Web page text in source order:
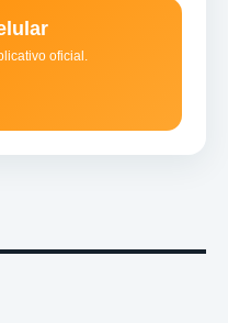
oficial.